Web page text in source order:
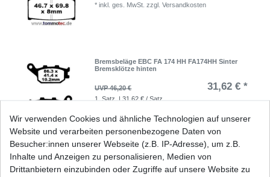
*inkl. ges. MwSt. zzgl.Versandkosten
Bremsbeläge EBC FA 174 HH FA174HH Sinter
Bremsklötze hinten
UVP 46,20 € 31,62 € *
1 Satz
| 31,62 € / Satz
Bremsbeläge EBC FA 188 FA188 Standard
Bremsklötze vorne
Wir verwenden Cookies und ähnliche Technologien auf unserer
Website und verarbeiten personenbezogene Daten von
Besucher:innen unserer Webseite (z.B. IP-Adresse), um z.B.
Inhalte und Anzeigen zu personalisieren, Medien von
Drittanbietern einzubinden oder Zugriffe auf unsere Website zu